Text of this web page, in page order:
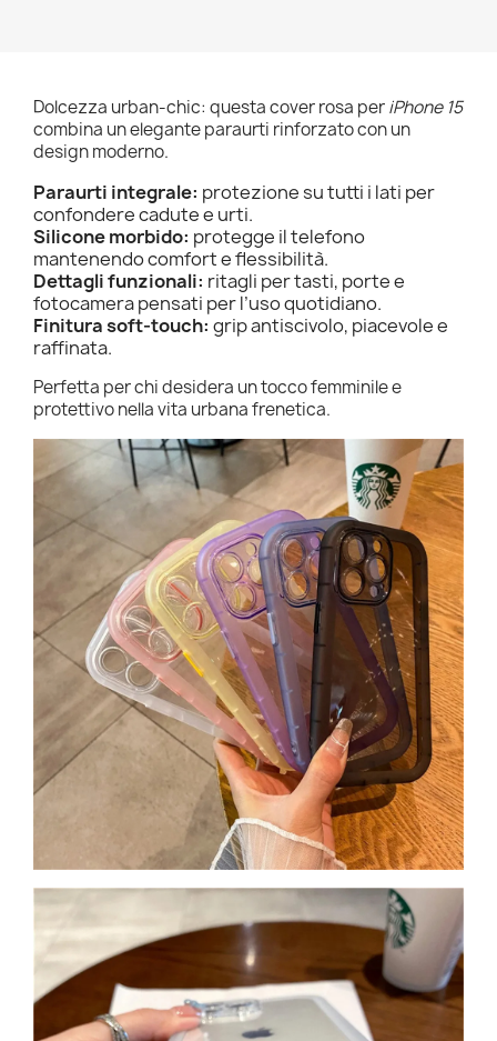
Dolcezza urban-chic: questa cover rosa periPhone 15
combina un elegante paraurti rinforzato con un
design moderno.
Paraurti integrale: protezione su tutti i lati per
confondere cadute e urti.
Silicone morbido: protegge il telefono
mantenendo comfort e flessibilità.
Dettagli funzionali: ritagli per tasti, porte e
fotocamera pensati per l’uso quotidiano.
Finitura soft-touch: grip antiscivolo, piacevole e
raffinata.
Perfetta per chi desidera un tocco femminile e
protettivo nella vita urbana frenetica.